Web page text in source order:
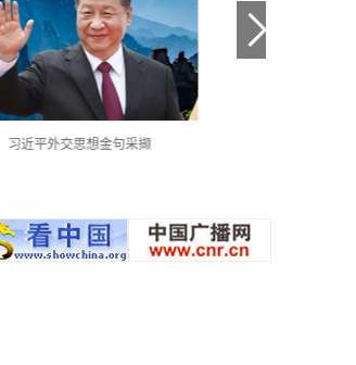
习近平外交思想金句采撷